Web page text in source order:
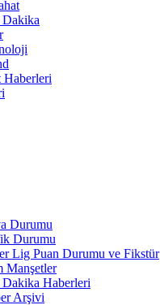
Dakika
Haberleri
Durumu
Durumu
Lig Puan Durumu ve Fikstür
Manşetler
Dakika Haberleri
Arşivi